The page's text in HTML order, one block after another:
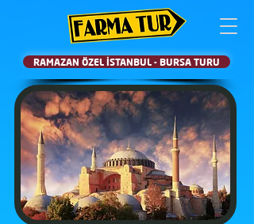
RAMAZAN ÖZEL İSTANBUL - BURSA TURU